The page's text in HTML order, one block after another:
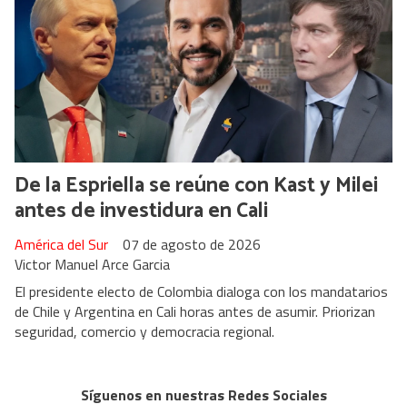
De la Espriella se reúne con Kast y Milei
antes de investidura en Cali
Victor Manuel Arce Garcia
América del Sur 07 de agosto de 2026
El presidente electo de Colombia dialoga con los mandatarios
de Chile y Argentina en Cali horas antes de asumir. Priorizan
seguridad, comercio y democracia regional.
Síguenos en nuestras Redes Sociales